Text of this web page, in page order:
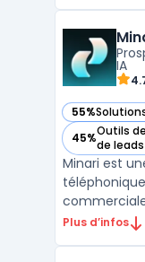
distribution
vocale, la ...
IA
55%
— voir Minari
45%Outils
de leads
— voir Minari
Minari est
la gestion et
Plus d’infos